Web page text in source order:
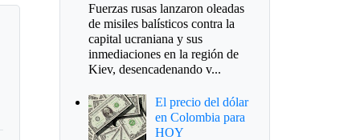
Fuerzas rusas lanzaron oleadas
de misiles balísticos contra la
capital ucraniana y sus
inmediaciones en la región de
Kiev, desencadenando v...
El precio del dólar
en Colombia para
HOY